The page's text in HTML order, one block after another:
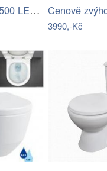
Redo REDO90500 LED venkovní nástěnné…
3990,-Kč